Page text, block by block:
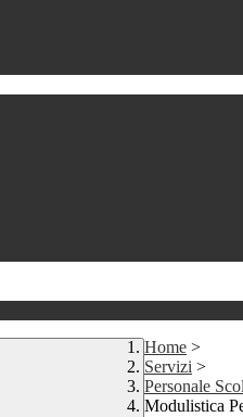
Home >
Servizi >
Personale
Modulistica